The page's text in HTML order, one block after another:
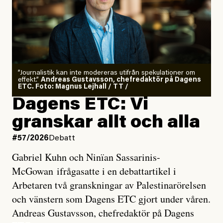
”Journalistik kan inte modereras utifrån spekulationer om
effekt.” Andreas Gustavsson, chefredaktör på Dagens
ETC. Foto: Magnus Lejhall / TT /
Dagens ETC: Vi
granskar allt och alla
#57/2026 Debatt
Gabriel Kuhn och Ninïan Sassarinis-
McGowan ifrågasatte i en debattartikel i
Arbetaren två granskningar av Palestinarörelsen
och vänstern som Dagens ETC gjort under våren.
Andreas Gustavsson, chefredaktör på Dagens